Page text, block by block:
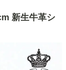
新生牛革シ